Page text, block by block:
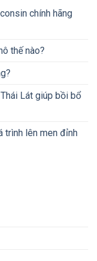
chính hãng
thế nào?
Lát giúp bồi bổ
trình lên men đỉnh